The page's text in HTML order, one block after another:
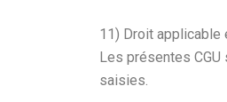
11) Droit applicable
Les présentes
saisies.